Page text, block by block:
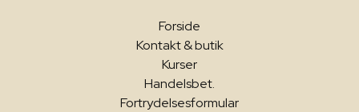
Forside
Kontakt & butik
Kurser
Handelsbet.
Fortrydelsesformular